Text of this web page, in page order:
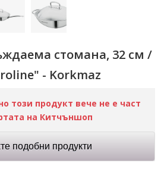
стомана, 32 см /
- Korkmaz
този продукт вече не е част
на Китчъншоп
подобни продукти